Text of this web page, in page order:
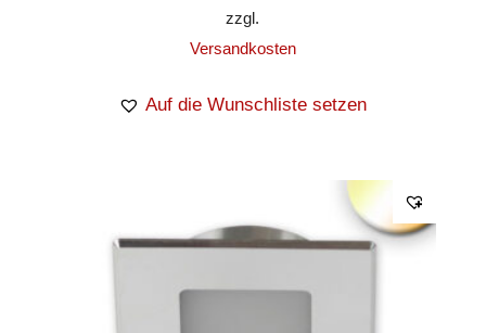
zzgl.
Versandkosten
Auf die Wunschliste setzen